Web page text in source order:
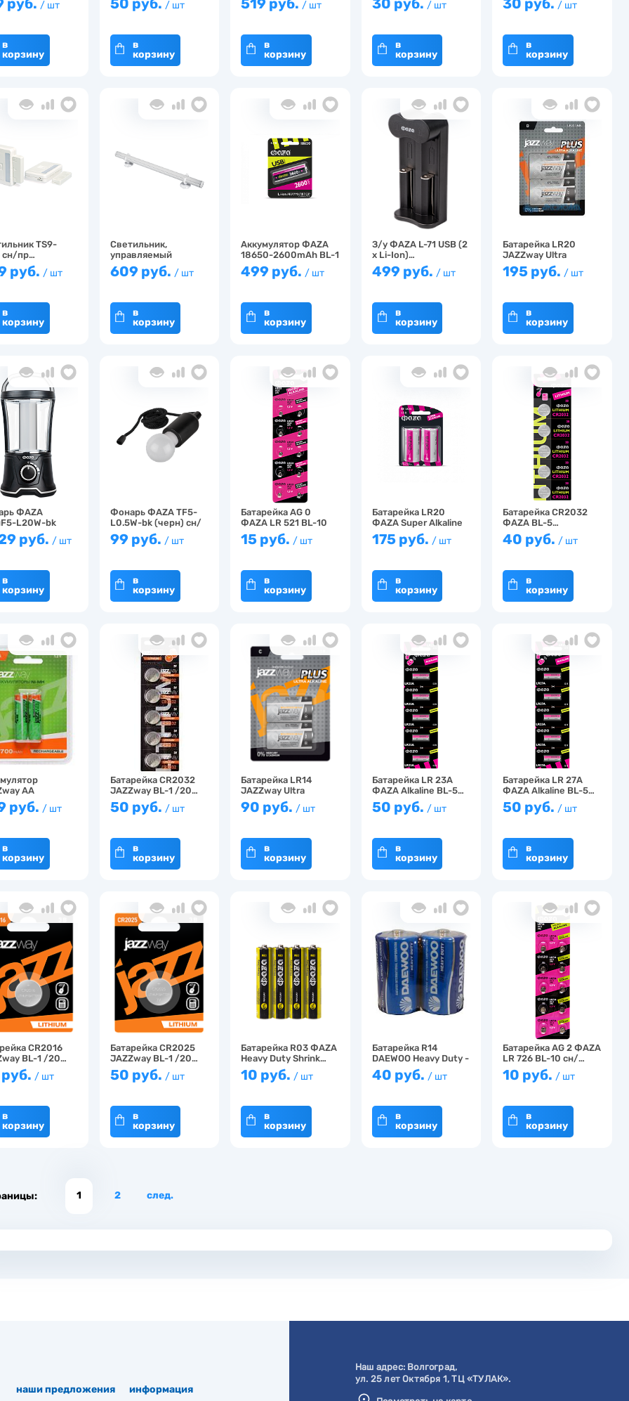
/ шт
в
корзину
/ шт
в
корзину
/ шт
в
корзину
/ шт
в
корзину
/ шт
в
корзину
TS9-
сн/пр…
руб. / шт
в
корзину
Светильник,
управляемый
датчиками TS…
609 руб. / шт
в
корзину
Аккумулятор ФAZA
18650-2600mAh BL-1
…
499 руб. / шт
в
корзину
З/у ФАZА L-71 USB (2
x Li-Ion)…
499 руб. / шт
в
корзину
Батарейка LR20
JAZZway Ultra
Alkalin…
195 руб. / шт
в
корзину
ФАZА
L20W-bk
… руб. / шт
в
корзину
Фонарь ФАZА TF5-
L0.5W-bk (черн) сн/
п…
99 руб. / шт
в
корзину
Батарейка AG 0
ФАZА LR 521 BL-10
сн/…
15 руб. / шт
в
корзину
Батарейка LR20
ФАZА Super Alkaline
B…
175 руб. / шт
в
корзину
Батарейка CR2032
ФАZА BL-5…
40 руб. / шт
в
корзину
AA
предз…
руб. / шт
в
корзину
Батарейка CR2032
JAZZway BL-1 /20…
50 руб. / шт
в
корзину
Батарейка LR14
JAZZway Ultra
Alkalin…
90 руб. / шт
в
корзину
Батарейка LR 23А
ФАZА Alkaline BL-5…
50 руб. / шт
в
корзину
Батарейка LR 27А
ФАZА Alkaline BL-5…
50 руб. / шт
в
корзину
CR2016
BL-1 /20…
/ шт
в
корзину
Батарейка CR2025
JAZZway BL-1 /20…
50 руб. / шт
в
корзину
Батарейка R03 ФАZА
Heavy Duty Shrink…
10 руб. / шт
в
корзину
Батарейка R14
DAEWOO Heavy Duty -
2S…
40 руб. / шт
в
корзину
Батарейка AG 2 ФАZА
LR 726 BL-10 сн/…
10 руб. / шт
в
корзину
1 2 след.
наши предложения информация
Наш адрес: Волгоград,
ул. 25 лет Октября 1, ТЦ «ТУЛАК».